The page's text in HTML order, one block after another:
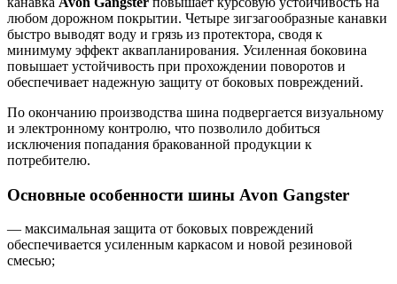
любом дорожном покрытии. Четыре зигзагообразные канавки
быстро выводят воду и грязь из протектора, сводя к
минимуму эффект аквапланирования. Усиленная боковина
повышает устойчивость при прохождении поворотов и
обеспечивает надежную защиту от боковых повреждений.
По окончанию производства шина подвергается визуальному
и электронному контролю, что позволило добиться
исключения попадания бракованной продукции к
потребителю.
Основные особенности шины Avon Gangster
— максимальная защита от боковых повреждений
обеспечивается усиленным каркасом и новой резиновой
смесью;